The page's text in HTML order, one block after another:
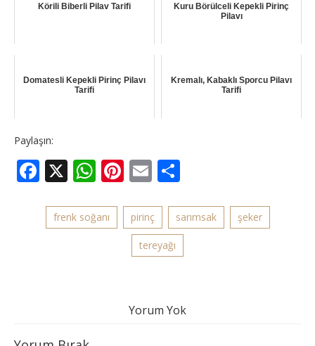
Körili Biberli Pilav Tarifi
Kuru Börülceli Kepekli Pirinç
Pilavı
Domatesli Kepekli Pirinç Pilavı
Tarifi
Kremalı, Kabaklı Sporcu Pilavı
Tarifi
Paylaşın:
Facebook
X WhatsApp
Pinterest
Email
frenk soğanı pirinç sarımsak şeker
tereyağı
Yorum Yok